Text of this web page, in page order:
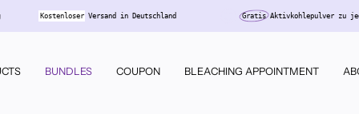
KostenloserVersand in Deutschland GratisAktivkohlepulver
BUNDLES COUPON BLEACHING APPOINTMENT